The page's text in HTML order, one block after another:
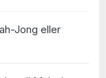
Jong eller